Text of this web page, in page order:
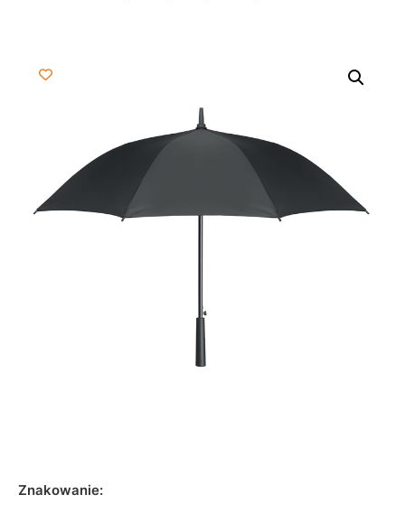
Znakowanie: